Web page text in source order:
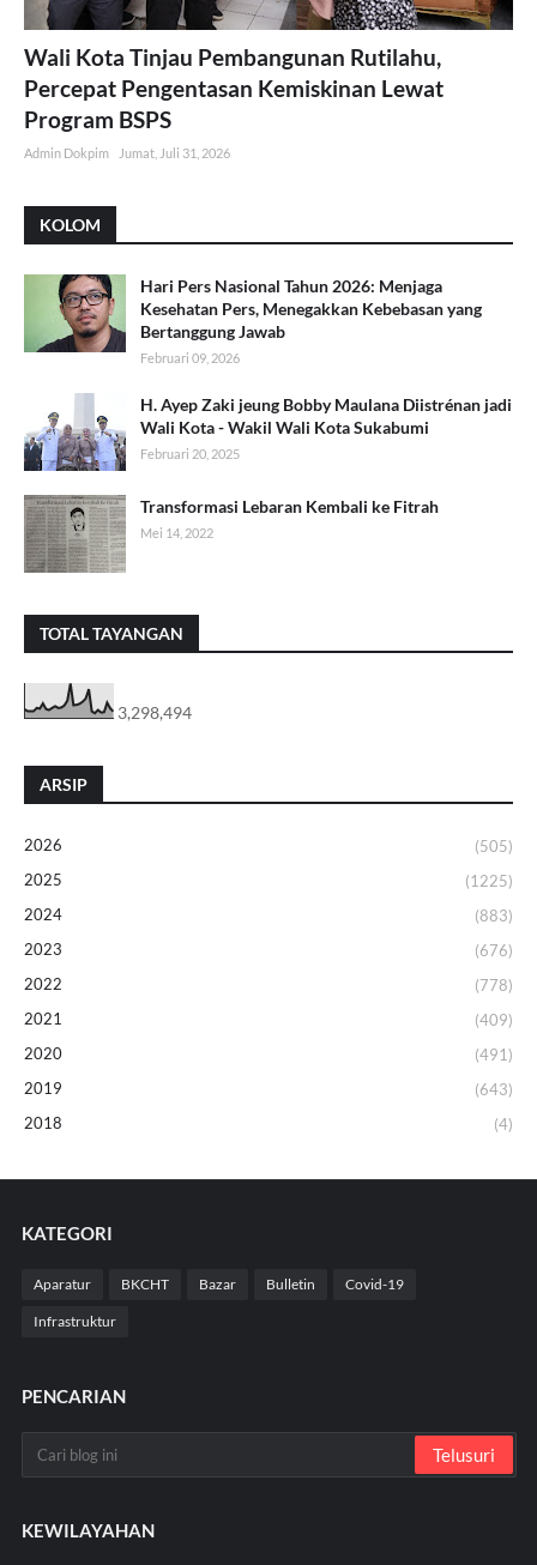
Wali Kota Tinjau Pembangunan Rutilahu,
Percepat Pengentasan Kemiskinan Lewat
Program BSPS
Admin Dokpim Jumat, Juli 31, 2026
KOLOM
Hari Pers Nasional Tahun 2026: Menjaga
Kesehatan Pers, Menegakkan Kebebasan yang
Bertanggung Jawab
Februari 09, 2026
H. Ayep Zaki jeung Bobby Maulana Diistrénan jadi
Wali Kota - Wakil Wali Kota Sukabumi
Februari 20, 2025
Transformasi Lebaran Kembali ke Fitrah
Mei 14, 2022
TOTAL TAYANGAN
3,298,494
ARSIP
2026
(505)
2025
(1225)
2024
(883)
2023
(676)
2022
(778)
2021
(409)
2020
(491)
2019
(643)
2018
(4)
KATEGORI
Aparatur BKCHT Bazar Bulletin Covid-19
Infrastruktur
PENCARIAN
KEWILAYAHAN